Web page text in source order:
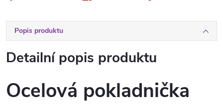
Popis produktu
Detailní popis produktu
Ocelová pokladnička